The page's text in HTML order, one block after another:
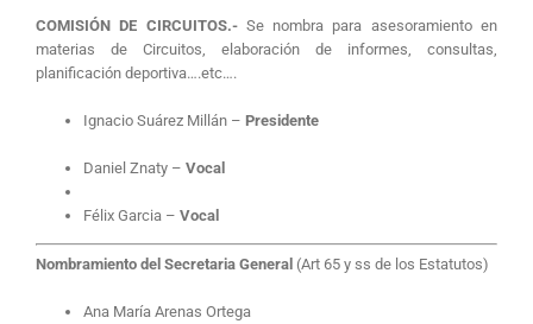
COMISIÓN DE CIRCUITOS.-Se nombra para asesoramiento en
materias de Circuitos, elaboración de informes, consultas,
planificación deportiva….etc….
Ignacio Suárez Millán – Presidente
Daniel Znaty – Vocal
Félix Garcia – Vocal
Nombramiento del Secretaria General (Art 65 y ss de los Estatutos)
Ana María Arenas Ortega